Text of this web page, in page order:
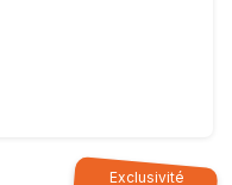
Exclusivité